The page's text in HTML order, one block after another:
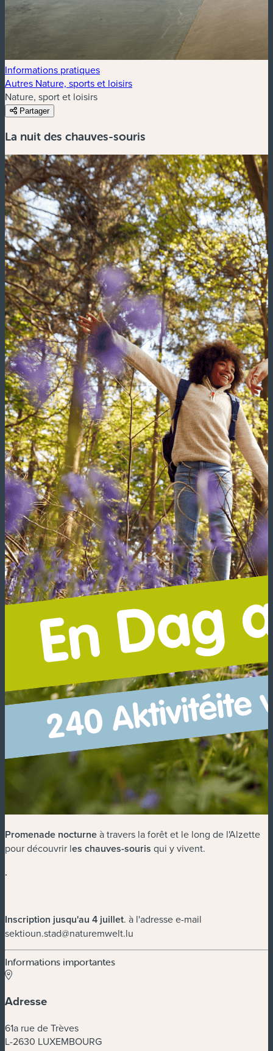
Informations pratiques
Autres Nature, sports et loisirs
Nature, sport et loisirs
Partager
La nuit des chauves-souris
Promenade nocturneà travers la forêt et le long de l'Alzette
pour découvrir les chauves-souris qui y vivent.
.
Inscription jusqu'au 4 juillet. à l'adresse e-mail
sektioun.stad@naturemwelt.lu
Informations importantes
Adresse
61a rue de Trèves
L-2630 LUXEMBOURG